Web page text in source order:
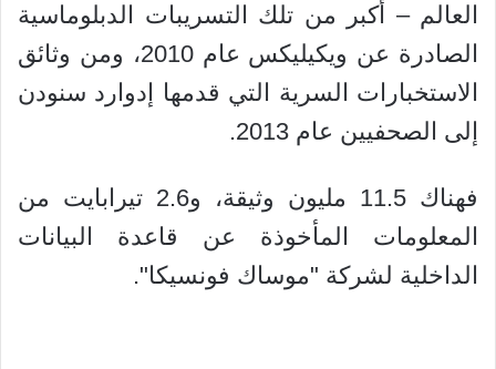
العالم – أكبر من تلك التسريبات الدبلوماسية
الصادرة عن ويكيليكس عام 2010، ومن وثائق
الاستخبارات السرية التي قدمها إدوارد سنودن
إلى الصحفيين عام 2013.
فهناك 11.5 مليون وثيقة، و2.6 تيرابايت من
المعلومات المأخوذة عن قاعدة البيانات
الداخلية لشركة "موساك فونسيكا".